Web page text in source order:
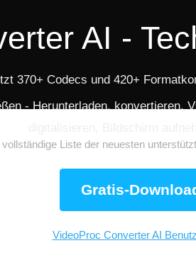
AI -
370+ Codecs und 420+
- Herunterladen, konvertieren,
vollständige Liste der neuesten
Gratis-
VideoProc Converter AI